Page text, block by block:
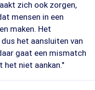
zich ook zorgen,
mensen in een
maken. Het
het aansluiten van
gaat een mismatch
niet aankan."